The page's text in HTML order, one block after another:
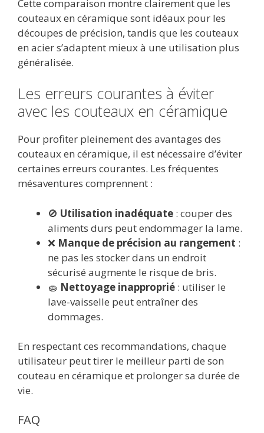
Cette comparaison montre clairement que les
couteaux en céramique sont idéaux pour les
découpes de précision, tandis que les couteaux
en acier s’adaptent mieux à une utilisation plus
généralisée.
Les erreurs courantes à éviter
avec les couteaux en céramique
Pour profiter pleinement des avantages des
couteaux en céramique, il est nécessaire d’éviter
certaines erreurs courantes. Les fréquentes
mésaventures comprennent :
🚫 Utilisation inadéquate : couper des
aliments durs peut endommager la lame.
❌ Manque de précision au rangement :
ne pas les stocker dans un endroit
sécurisé augmente le risque de bris.
🧽 Nettoyage inapproprié : utiliser le
lave-vaisselle peut entraîner des
dommages.
En respectant ces recommandations, chaque
utilisateur peut tirer le meilleur parti de son
couteau en céramique et prolonger sa durée de
vie.
FAQ